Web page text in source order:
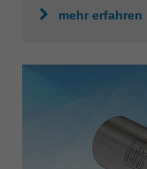
mehr erfahren